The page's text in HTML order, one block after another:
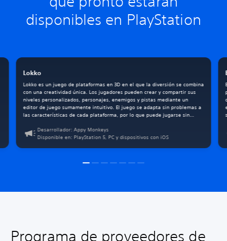
disponibles en PlayStation
Lokko
Lokko es un juego de plataformas en 3D en el que la diversión se combina
con una creatividad única. Los jugadores pueden crear y compartir sus
niveles personalizados, personajes, enemigos y pistas mediante un
editor de juego sumamente intuitivo. El juego se adapta sin problemas a
las características de cada plataforma, por lo que puede jugarse sin
a otros jugadores, libera tu creatividad y saca provecho del poder de
DualSense en las tres plataformas de juego.
Desarrollador: Appy Monkeys
Disponible en: PlayStation 5, PC y dispositivos con iOS
Programa de proveedores de